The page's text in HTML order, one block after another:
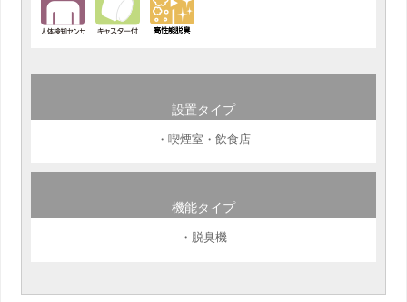
設置タイプ
・喫煙室・飲食店
機能タイプ
・脱臭機